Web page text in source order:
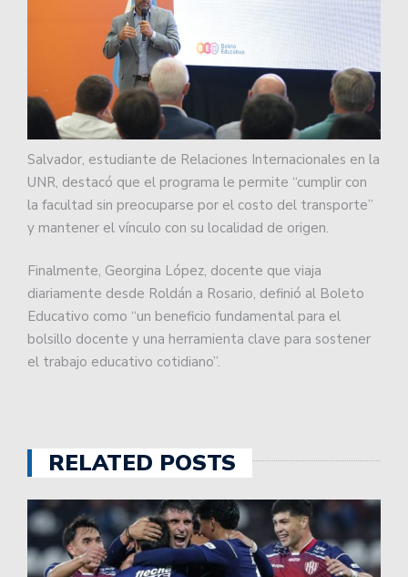
Salvador, estudiante de Relaciones Internacionales en la
UNR, destacó que el programa le permite “cumplir con
la facultad sin preocuparse por el costo del transporte”
y mantener el vínculo con su localidad de origen.
Finalmente, Georgina López, docente que viaja
diariamente desde Roldán a Rosario, definió al Boleto
Educativo como “un beneficio fundamental para el
bolsillo docente y una herramienta clave para sostener
el trabajo educativo cotidiano”.
RELATED POSTS